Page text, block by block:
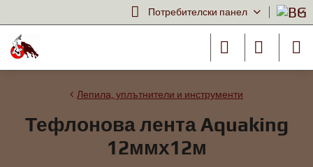
Потребителски панел
Лепила, уплътнители и инструменти
Тефлонова лента Aquaking
12ммх12м